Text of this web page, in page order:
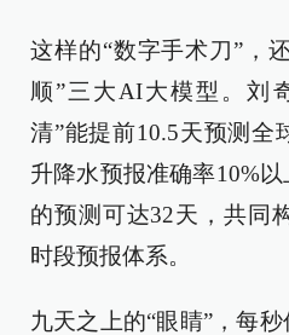
这样的“数字手术刀”，
顺”三大AI大模型。刘
清”能提前10.5天预测全
升降水预报准确率10%
的预测可达32天，共同
时段预报体系。
九天之上的“眼睛”，每